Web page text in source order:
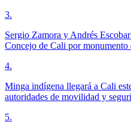
3.
Sergio Zamora y Andrés
Concejo de Cali por monumento
4.
Minga indígena llegará a Cali
autoridades de movilidad y
5.